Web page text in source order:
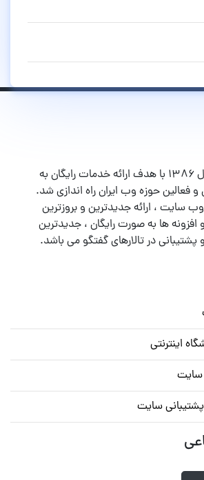
پرشین اسکریپت در سال ۱۳۸۶ با هدف ارائه خدمات رایگان به
و فعالین حوزه وب ایران راه اندازی شد.
سایت ، ارائه جدیدترین و بروزترین
ها به صورت رایگان ، جدیدترین
در تالارهای گفتگو می باشد.
اینترنتی
سایت